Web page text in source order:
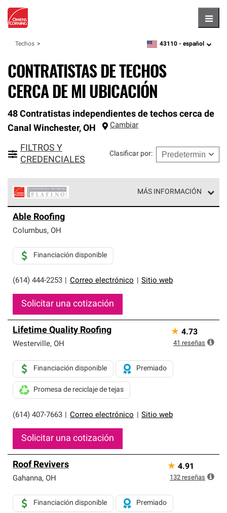
Techos zipcode, language
43110 - español
CONTRATISTAS DE TECHOS
CERCA DE MI UBICACIÓN
48 Contratistas independientes de techos cerca de
Canal Winchester, OH Cambiar
FILTROS Y
CREDENCIALES
Clasificar por:
MÁS INFORMACIÓN
Corning constituyen el nivel superior de nuestra red
exclusiva y cumplen con estándares estrictos de
Solo ellos pueden ofrecer nuestra mejor garantía de
sistemas de techos.
Able Roofing
Columbus, OH
(614) 444-2253 Correo electrónico Sitio web
Financiación disponible
Solicitar una cotización
Lifetime Quality Roofing
Westerville, OH
(614) 407-7663 Correo electrónico Sitio web
Financiación disponible Premiado
Promesa de reciclaje de tejas
Solicitar una cotización
★ 4.73
41 reseñas
Roof Revivers
Gahanna, OH
Financiación disponible Premiado
★ 4.91
132 reseñas